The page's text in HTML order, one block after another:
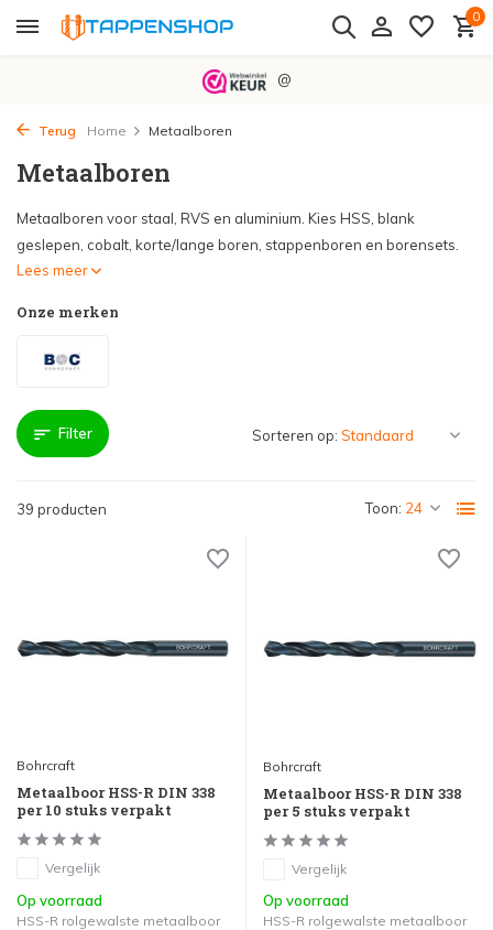
0
@
Terug Home Metaalboren
Metaalboren
Metaalboren voor staal, RVS en aluminium. Kies HSS, blank
geslepen, cobalt, korte/lange boren, stappenboren en borensets.
Lees meer
Onze merken
Filter
39 producten Toon:
Sorteren op:
Bohrcraft
Metaalboor HSS-R DIN 338
per 10 stuks verpakt
Vergelijk
Op voorraad
HSS-R rolgewalste metaalboor
Bohrcraft
Metaalboor HSS-R DIN 338
per 5 stuks verpakt
Vergelijk
Op voorraad
HSS-R rolgewalste metaalboor